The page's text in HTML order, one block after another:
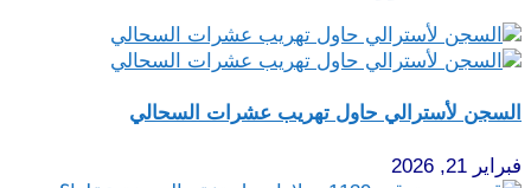
السجن لأسترالي حاول تهريب عشرات السحالي
فبراير 21, 2026